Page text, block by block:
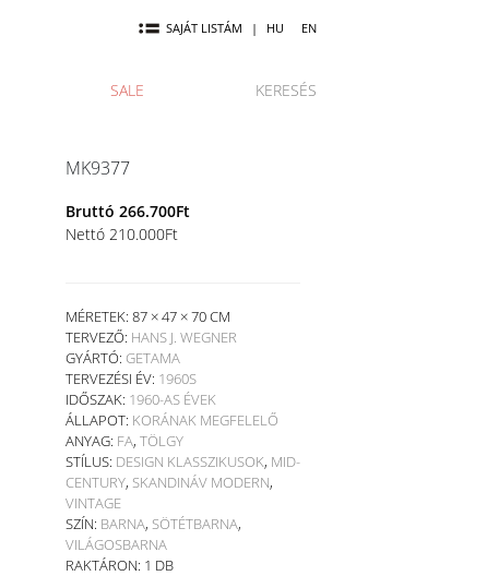
SAJÁT LISTÁM | HU EN
SALE KERESÉS
MK9377
Bruttó 266.700Ft
Nettó 210.000Ft
MÉRETEK: 87 × 47 × 70 CM
TERVEZŐ: HANS J. WEGNER
GYÁRTÓ: GETAMA
TERVEZÉSI ÉV: 1960S
IDŐSZAK: 1960-AS ÉVEK
ÁLLAPOT: KORÁNAK MEGFELELŐ
ANYAG: FA, TÖLGY
STÍLUS: DESIGN KLASSZIKUSOK, MID-
CENTURY, SKANDINÁV MODERN,
VINTAGE
SZÍN: BARNA, SÖTÉTBARNA,
VILÁGOSBARNA
RAKTÁRON: 1 DB